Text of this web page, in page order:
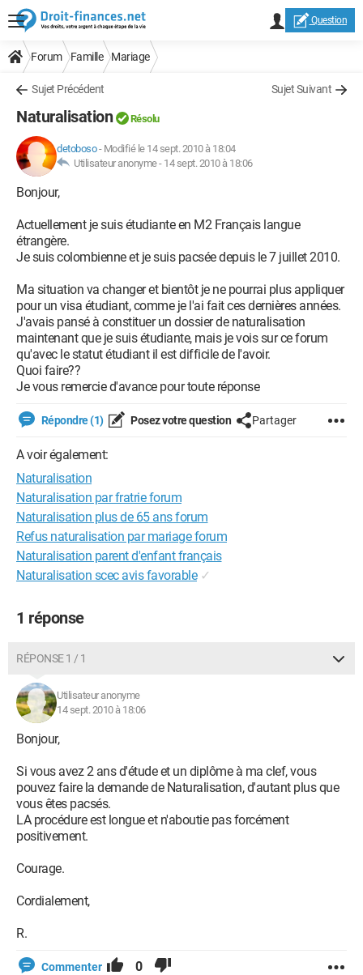
Question
Forum Famille Mariage
Sujet Précédent Sujet Suivant
Naturalisation Résolu
detoboso- Modifié le 14 sept. 2010 à 18:04
Utilisateur anonyme - 14 sept. 2010 à 18:06
Bonjour,
Actuellement je suis étudiante en M2 Français langue
étrangère.
Je suis colombienne et je suis pacsée depuis le 7 juillet 2010.
Ma situation va changer et bientôt je ne pourrai plus appliquer
pour un visa étudiant, comme je l'ai fait ces dernières années.
J'avais pansé à constituer un dossier de naturalisation
maintenant que je suis étudiante, mais je vois sur ce forum
qu'avec le statut étudiant il est difficile de l'avoir.
Quoi faire??
Je vous remercie d'avance pour toute réponse
Répondre (1) Posez votre question Partager
A voir également:
Naturalisation
Naturalisation par fratrie forum
Naturalisation plus de 65 ans forum
Refus naturalisation par mariage forum
Naturalisation parent d'enfant français
Naturalisation scec avis favorable ✓
1 réponse
RÉPONSE 1 / 1
Utilisateur anonyme
14 sept. 2010 à 18:06
Bonjour,
Si vous avez 2 ans d'étude et un diplôme à ma clef, vous
pouvez faire la demande de Naturalisation, d'autant plus que
vous êtes pacsés.
LA procédure est longue et n'aboutie pas forcément
positivement.
Courage.
Cordialement,
R.
Commenter 0